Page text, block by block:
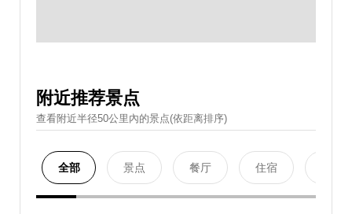
附近推荐景点
查看附近半径50公里內的景点(依距离排序)
全部 景点 餐厅 住宿